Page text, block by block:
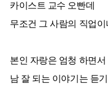
카이스트 교수 오빤데
무조건 그 사람의 직업
본인 자랑은 엄청 하면서
남 잘 되는 이야기는 듣